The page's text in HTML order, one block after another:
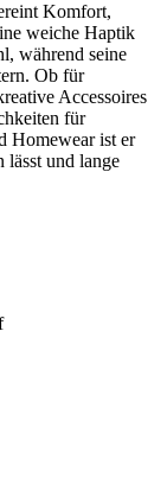
Komfort,
weiche Haptik
während seine
Ob für
Accessoires
für
Homewear ist er
lässt und lange